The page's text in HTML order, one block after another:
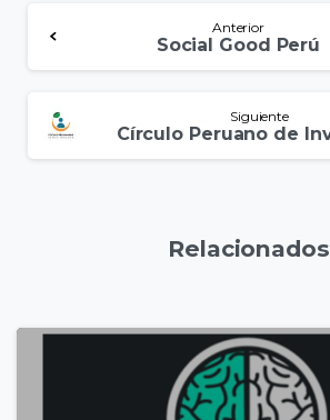
Anterior
Social Good Perú
Siguiente
Relacionados